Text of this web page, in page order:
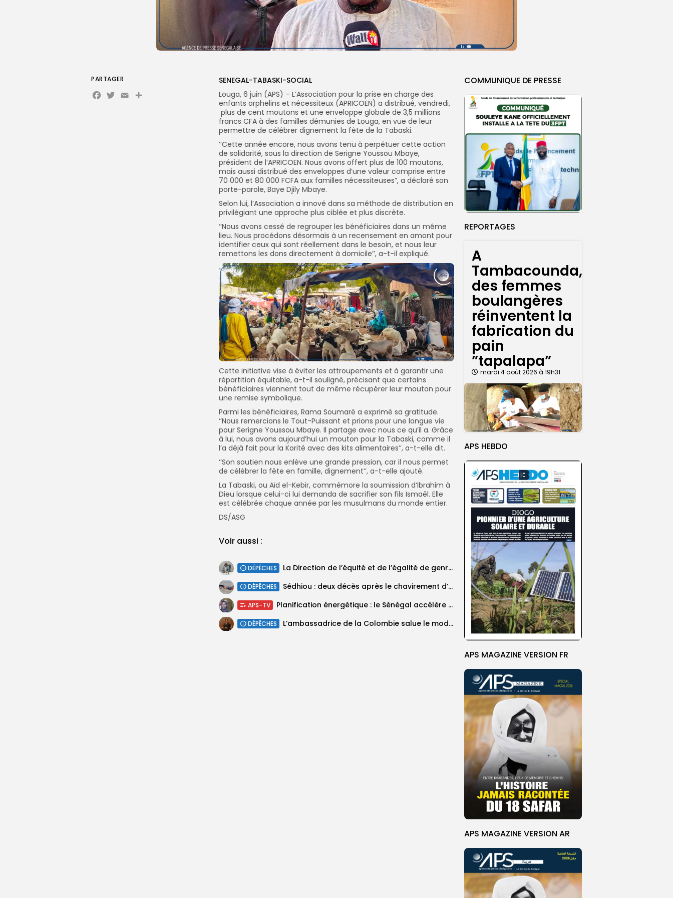
COMMUNIQUE DE PRESSE
REPORTAGES
A
Tambacounda,
des femmes
boulangères
réinventent la
fabrication du
pain
”tapalapa”
mardi 4 août 2026 à 19h31
APS HEBDO
APS MAGAZINE VERSION FR
APS MAGAZINE VERSION AR
SENEGAL-TABASKI-SOCIAL
Louga, 6 juin (APS) – L’Association pour la prise en charge des
enfants orphelins et nécessiteux (APRICOEN) a distribué, vendredi,
plus de cent moutons et une enveloppe globale de 3,5 millions
francs CFA à des familles démunies de Louga, en vue de leur
permettre de célébrer dignement la fête de la Tabaski.
‘’Cette année encore, nous avons tenu à perpétuer cette action
de solidarité, sous la direction de Serigne Youssou Mbaye,
président de l’APRICOEN. Nous avons offert plus de 100 moutons,
mais aussi distribué des enveloppes d’une valeur comprise entre
70 000 et 80 000 FCFA aux familles nécessiteuses”, a déclaré son
porte-parole, Baye Djily Mbaye.
Selon lui, l’Association a innové dans sa méthode de distribution en
privilégiant une approche plus ciblée et plus discrète.
‘’Nous avons cessé de regrouper les bénéficiaires dans un même
lieu. Nous procédons désormais à un recensement en amont pour
identifier ceux qui sont réellement dans le besoin, et nous leur
remettons les dons directement à domicile’’, a-t-il expliqué.
Cette initiative vise à éviter les attroupements et à garantir une
répartition équitable, a-t-il souligné, précisant que certains
bénéficiaires viennent tout de même récupérer leur mouton pour
une remise symbolique.
Parmi les bénéficiaires, Rama Soumaré a exprimé sa gratitude.
‘’Nous remercions le Tout-Puissant et prions pour une longue vie
pour Serigne Youssou Mbaye. Il partage avec nous ce qu’il a. Grâce
à lui, nous avons aujourd’hui un mouton pour la Tabaski, comme il
l’a déjà fait pour la Korité avec des kits alimentaires’’, a-t-elle dit.
‘’Son soutien nous enlève une grande pression, car il nous permet
de célébrer la fête en famille, dignement’’, a-t-elle ajouté.
La Tabaski, ou Aïd el-Kebir, commémore la soumission d’Ibrahim à
Dieu lorsque celui-ci lui demanda de sacrifier son fils Ismaël. Elle
est célébrée chaque année par les musulmans du monde entier.
DS/ASG
Voir aussi :
DÉPÊCHES La Direction de l’équité et de l’égalité de genre appelée à assurer...
DÉPÊCHES Sédhiou : deux décès après le chavirement d’une pirogue sur le fleuve...
APS-TV Planification énergétique : le Sénégal accélère sa transition avec 38 experts formés...
DÉPÊCHES L’ambassadrice de la Colombie salue le modèle sénégalais du vivre-ensemble
PARTAGER
Facebook
Twitter
Email